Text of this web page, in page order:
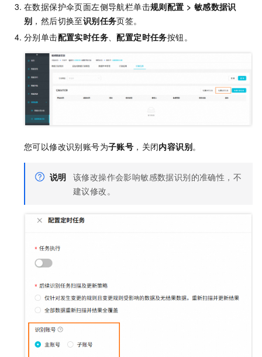
在数据保护伞页面左侧导航栏单击规则配置 > 敏感数据识
别 ，然后切换至识别任务页签。
分别单击配置实时任务、配置定时任务按钮。
您可以修改识别账号为子账号 ，关闭内容识别。
说明 该修改操作会影响敏感数据识别的准确性，不
建议修改。